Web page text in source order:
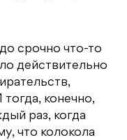
срочно что-то
действительно
конечно,
раз, когда
что колокола